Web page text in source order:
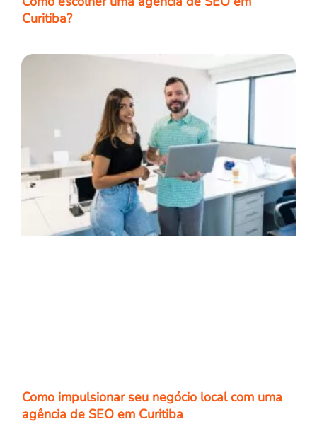
Curitiba?
Como impulsionar seu negócio local com uma
agência de SEO em Curitiba